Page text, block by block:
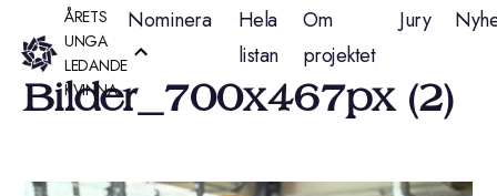
Hoppa
till
innehåll
ÅRETS
UNGA
LEDANDE
KVINNA
Nominera
Hela
listan
Om
projektet
Jury
Bilder_700x467px (2)